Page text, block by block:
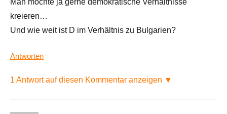
Man möchte ja gerne demokratische Verhältnisse
kreieren…
Und wie weit ist D im Verhältnis zu Bulgarien?
Antworten
1 Antwort auf diesen Kommentar anzeigen ▼